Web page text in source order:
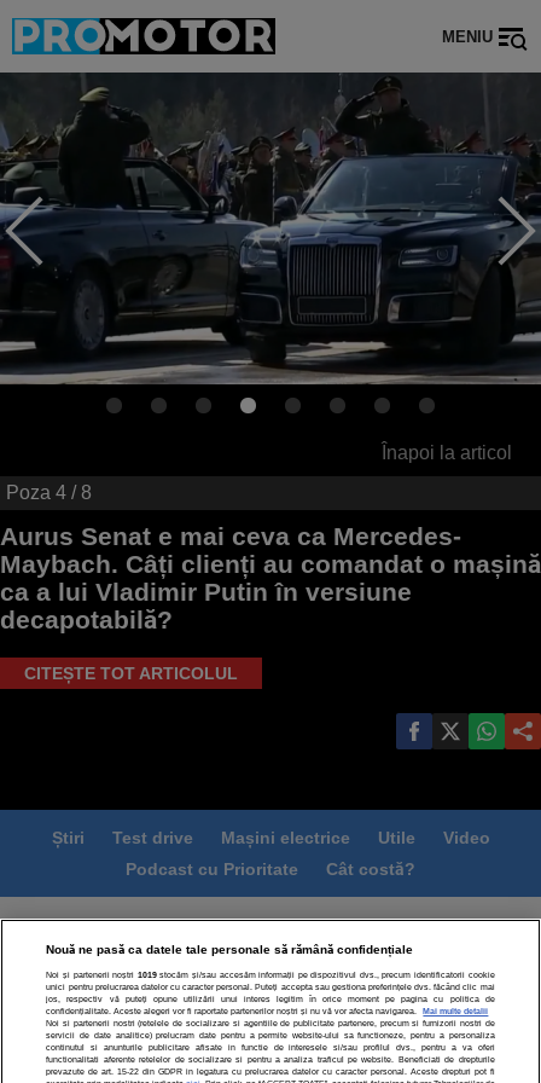
MENIU
Înapoi la articol
Poza 4 / 8
Aurus Senat e mai ceva ca Mercedes-
Maybach. Câți clienți au comandat o mașină
ca a lui Vladimir Putin în versiune
decapotabilă?
CITEȘTE TOT ARTICOLUL
Știri Test drive Mașini electrice Utile
Video
Podcast cu Prioritate
Cât costă?
Termeni si conditii
Politica de confidentialitate
Politica de cookies
Echipa editorială
Modifică Setările
Nouă ne pasă ca datele tale personale să rămână confidențiale
Noi și partenerii noștri 1019stocăm și/sau accesăm informații pe dispozitivul dvs., precum identificatorii cookie
unici pentru prelucrarea datelor cu caracter personal. Puteți accepta sau gestiona preferințele dvs. făcând clic mai
jos, respectiv vă puteți opune utilizării unui interes legitim în orice moment pe pagina cu politica de
confidențialitate. Aceste alegeri vor fi raportate partenerilor noștri și nu vă vor afecta navigarea.
Mai multe detalii
Noi si partenerii nostri (retelele de socializare si agentiile de publicitate partenere, precum si furnizorii nostri de
servicii de date analitice) prelucram date pentru a permite website-ului sa functioneze, pentru a personaliza
continutul si anunturile publicitare afisate in functie de interesele si/sau profilul dvs., pentru a va oferi
functionalitati aferente retelelor de socializare si pentru a analiza traficul pe website. Beneficiati de drepturile
prevazute de art. 15-22 din GDPR in legatura cu prelucrarea datelor cu caracter personal. Aceste drepturi pot fi